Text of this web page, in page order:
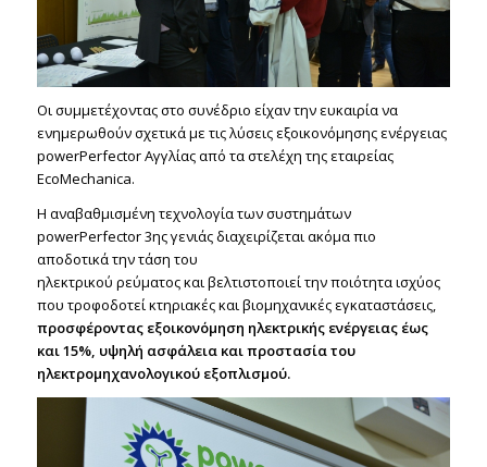
Οι συμμετέχοντας στο συνέδριο είχαν την ευκαιρία να
ενημερωθούν σχετικά με τις λύσεις εξοικονόμησης ενέργειας
powerPerfector Αγγλίας από τα στελέχη της εταιρείας
EcoMechanica.
H αναβαθμισμένη τεχνολογία των συστημάτων
powerPerfector 3ης γενιάς διαχειρίζεται ακόμα πιο
αποδοτικά την τάση του
ηλεκτρικού ρεύματος και βελτιστοποιεί την ποιότητα ισχύος
που τροφοδοτεί κτηριακές και βιομηχανικές εγκαταστάσεις,
προσφέροντας εξοικονόμηση ηλεκτρικής ενέργειας έως
και 15%, υψηλή ασφάλεια και προστασία του
ηλεκτρομηχανολογικού εξοπλισμού.